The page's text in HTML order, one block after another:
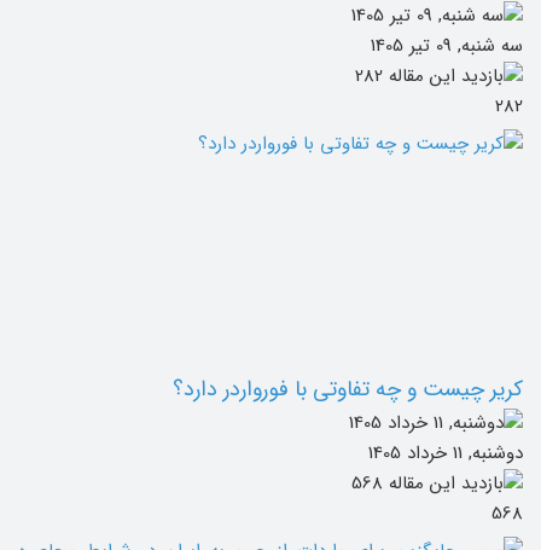
سه شنبه, 09 تیر 1405
282
کریر چیست و چه تفاوتی با فورواردر دارد؟
دوشنبه, 11 خرداد 1405
568